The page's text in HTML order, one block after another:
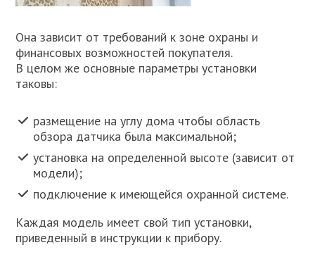
Она зависит от требований к зоне охраны и
финансовых возможностей покупателя.
В целом же основные параметры установки
таковы:
размещение на углу дома чтобы область
обзора датчика была максимальной;
установка на определенной высоте (зависит от
модели);
подключение к имеющейся охранной системе.
Каждая модель имеет свой тип установки,
приведенный в инструкции к прибору.